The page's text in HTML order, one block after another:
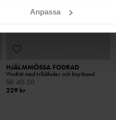
Anpassa
HJÄLMMÖSSA FODRAD
Vindtät med trikåfoder och knytband
Stl: 40-50
229 kr